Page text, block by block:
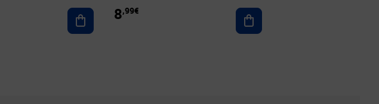
Ajouter au panier
8,99€ Ajouter au panier